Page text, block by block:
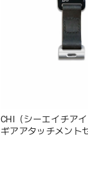
CHI（シーエイチアイ
ギアアタッチメント